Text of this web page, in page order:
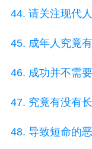
44. 请关注现代
45. 成年人究竟
46. 成功并不需
47. 究竟有没有
48. 导致短命的